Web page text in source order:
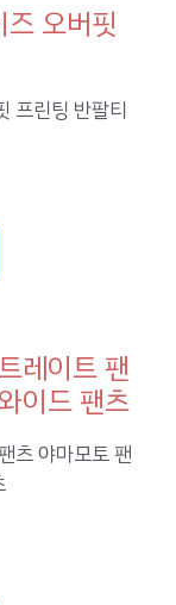
오버핏
레이트 팬
이드 팬츠